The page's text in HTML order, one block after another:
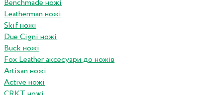
Benchmade ножі
Leatherman ножі
Skif ножі
Due Cigni ножі
Buck ножі
Fox Leather аксесуари до ножів
Artisan ножі
Active ножі